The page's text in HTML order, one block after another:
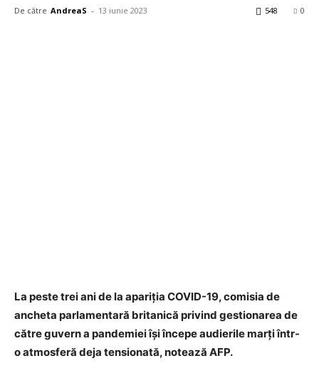
De către AndreaS - 13 iunie 2023 0
548
La peste trei ani de la apariţia COVID-19, comisia de
ancheta parlamentară britanică privind gestionarea de
către guvern a pandemiei îşi începe audierile marţi într-
o atmosferă deja tensionată, notează AFP.